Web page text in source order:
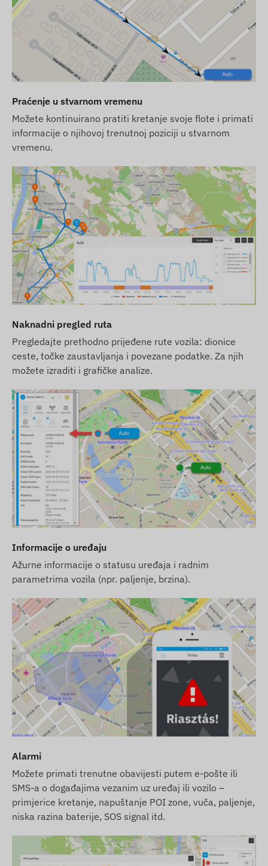
razlikovati od prikazanih slika. Zadržavamo pravo
na proizvođačke promjene u vezi s mogućim
odstupanjima.
Praćenje u stvarnom vremenu
Možete kontinuirano pratiti kretanje svoje flote i primati
informacije o njihovoj trenutnoj poziciji u stvarnom
vremenu.
Naknadni pregled ruta
Pregledajte prethodno prijeđene rute vozila: dionice
ceste, točke zaustavljanja i povezane podatke. Za njih
možete izraditi i grafičke analize.
Informacije o uređaju
Ažurne informacije o statusu uređaja i radnim
parametrima vozila (npr. paljenje, brzina).
Alarmi
Možete primati trenutne obavijesti putem e-pošte ili
SMS-a o događajima vezanim uz uređaj ili vozilo –
primjerice kretanje, napuštanje POI zone, vuča, paljenje,
niska razina baterije, SOS signal itd.